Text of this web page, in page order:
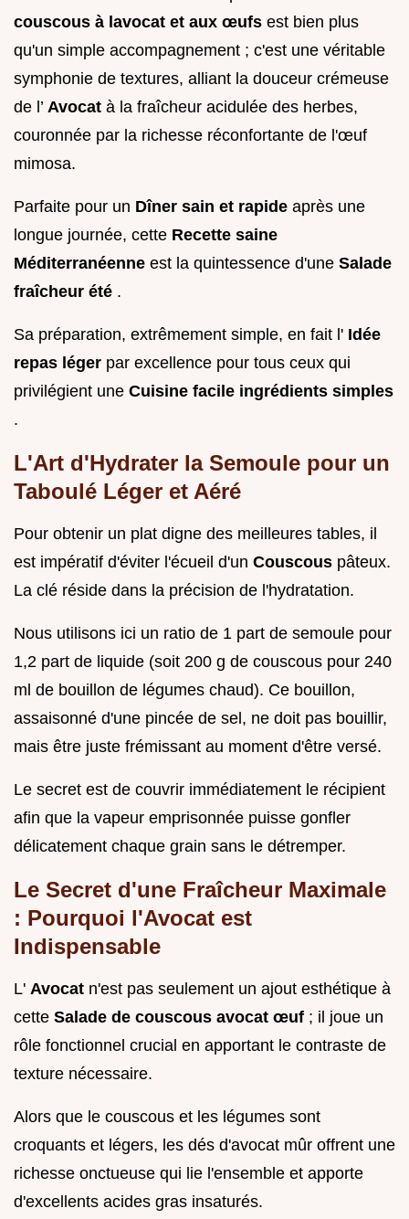
couscous à lavocat et aux œufs est bien plus
qu'un simple accompagnement ; c'est une véritable
symphonie de textures, alliant la douceur crémeuse
de l’ Avocat à la fraîcheur acidulée des herbes,
couronnée par la richesse réconfortante de l'œuf
mimosa.
Parfaite pour un Dîner sain et rapide après une
longue journée, cette Recette saine
Méditerranéenne est la quintessence d'une Salade
fraîcheur été .
Sa préparation, extrêmement simple, en fait l' Idée
repas léger par excellence pour tous ceux qui
privilégient une Cuisine facile ingrédients simples
.
L'Art d'Hydrater la Semoule pour un
Taboulé Léger et Aéré
Pour obtenir un plat digne des meilleures tables, il
est impératif d'éviter l'écueil d'un Couscous pâteux.
La clé réside dans la précision de l'hydratation.
Nous utilisons ici un ratio de 1 part de semoule pour
1,2 part de liquide (soit 200 g de couscous pour 240
ml de bouillon de légumes chaud). Ce bouillon,
assaisonné d'une pincée de sel, ne doit pas bouillir,
mais être juste frémissant au moment d'être versé.
Le secret est de couvrir immédiatement le récipient
afin que la vapeur emprisonnée puisse gonfler
délicatement chaque grain sans le détremper.
Le Secret d'une Fraîcheur Maximale
: Pourquoi l'Avocat est
Indispensable
L' Avocat n'est pas seulement un ajout esthétique à
cette Salade de couscous avocat œuf ; il joue un
rôle fonctionnel crucial en apportant le contraste de
texture nécessaire.
Alors que le couscous et les légumes sont
croquants et légers, les dés d'avocat mûr offrent une
richesse onctueuse qui lie l'ensemble et apporte
d'excellents acides gras insaturés.